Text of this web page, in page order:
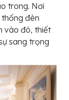
trong. Nơi
đèn
vào đó, thiết
sang trọng